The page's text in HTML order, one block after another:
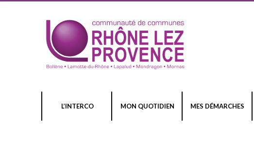
L’INTERCO MON QUOTIDIEN MES DÉMARCHES